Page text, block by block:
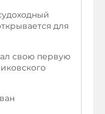
для
свою первую